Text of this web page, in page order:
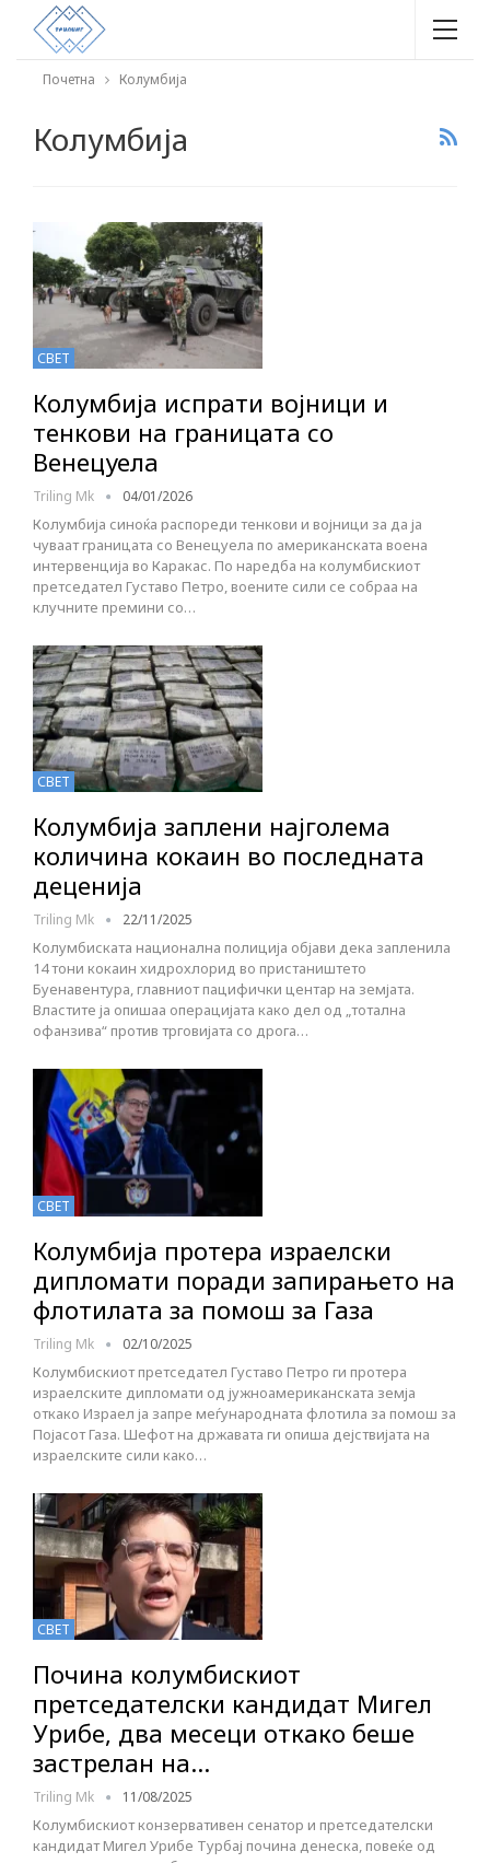
Почетна Колумбија
Колумбија
СВЕТ
Колумбија испрати војници и
тенкови на границата со
Венецуела
Triling Mk 04/01/2026
Колумбија синоќа распореди тенкови и војници за да ја
чуваат границата со Венецуела по американската воена
интервенција во Каракас. По наредба на колумбискиот
претседател Густаво Петро, воените сили се собраа на
клучните премини со…
СВЕТ
Колумбија заплени најголема
количина кокаин во последната
деценија
Triling Mk 22/11/2025
Колумбиската национална полиција објави дека запленила
14 тони кокаин хидрохлорид во пристаништето
Буенавентура, главниот пацифички центар на земјата.
Властите ја опишаа операцијата како дел од „тотална
офанзива“ против трговијата со дрога…
СВЕТ
Колумбија протера израелски
дипломати поради запирањето на
флотилата за помош за Газа
Triling Mk 02/10/2025
Колумбискиот претседател Густаво Петро ги протера
израелските дипломати од јужноамериканската земја
откако Израел ја запре меѓународната флотила за помош за
Појасот Газа. Шефот на државата ги опиша дејствијата на
израелските сили како…
СВЕТ
Почина колумбискиот
претседателски кандидат Мигел
Урибе, два месеци откако беше
застрелан на…
Triling Mk 11/08/2025
Колумбискиот конзервативен сенатор и претседателски
кандидат Мигел Урибе Турбај почина денеска, повеќе од